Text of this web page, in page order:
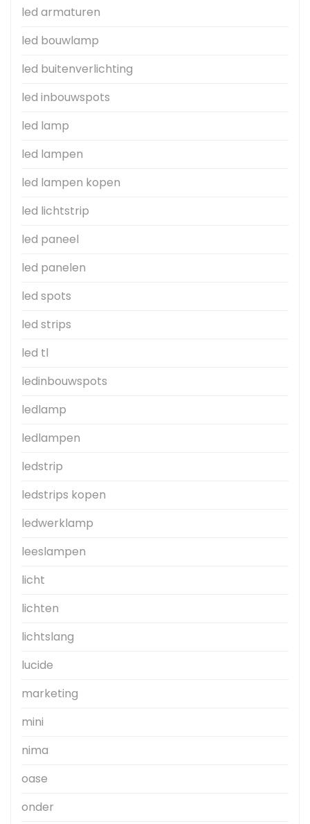
led armaturen
led bouwlamp
led buitenverlichting
led inbouwspots
led lamp
led lampen
led lampen kopen
led lichtstrip
led paneel
led panelen
led spots
led strips
led tl
ledinbouwspots
ledlamp
ledlampen
ledstrip
ledstrips kopen
ledwerklamp
leeslampen
licht
lichten
lichtslang
lucide
marketing
mini
nima
oase
onder